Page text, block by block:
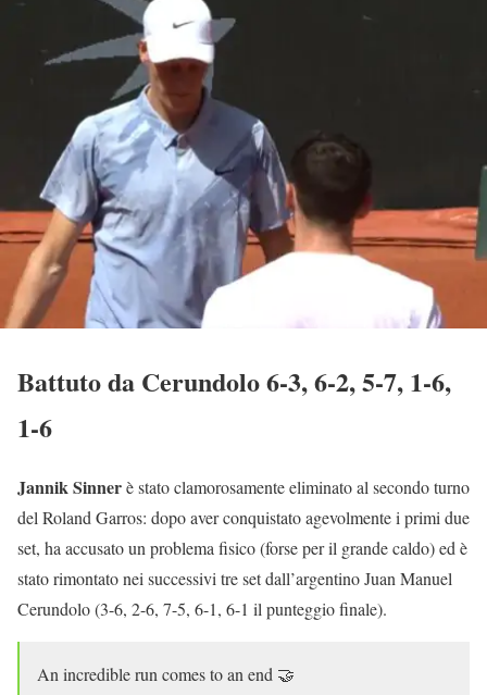
Battuto da Cerundolo 6-3, 6-2, 5-7, 1-6,
1-6
Jannik Sinnerè stato clamorosamente eliminato al secondo turno
del Roland Garros: dopo aver conquistato agevolmente i primi due
set, ha accusato un problema fisico (forse per il grande caldo) ed è
stato rimontato nei successivi tre set dall’argentino Juan Manuel
Cerundolo (3-6, 2-6, 7-5, 6-1, 6-1 il punteggio finale).
An incredible run comes to an end 🤝